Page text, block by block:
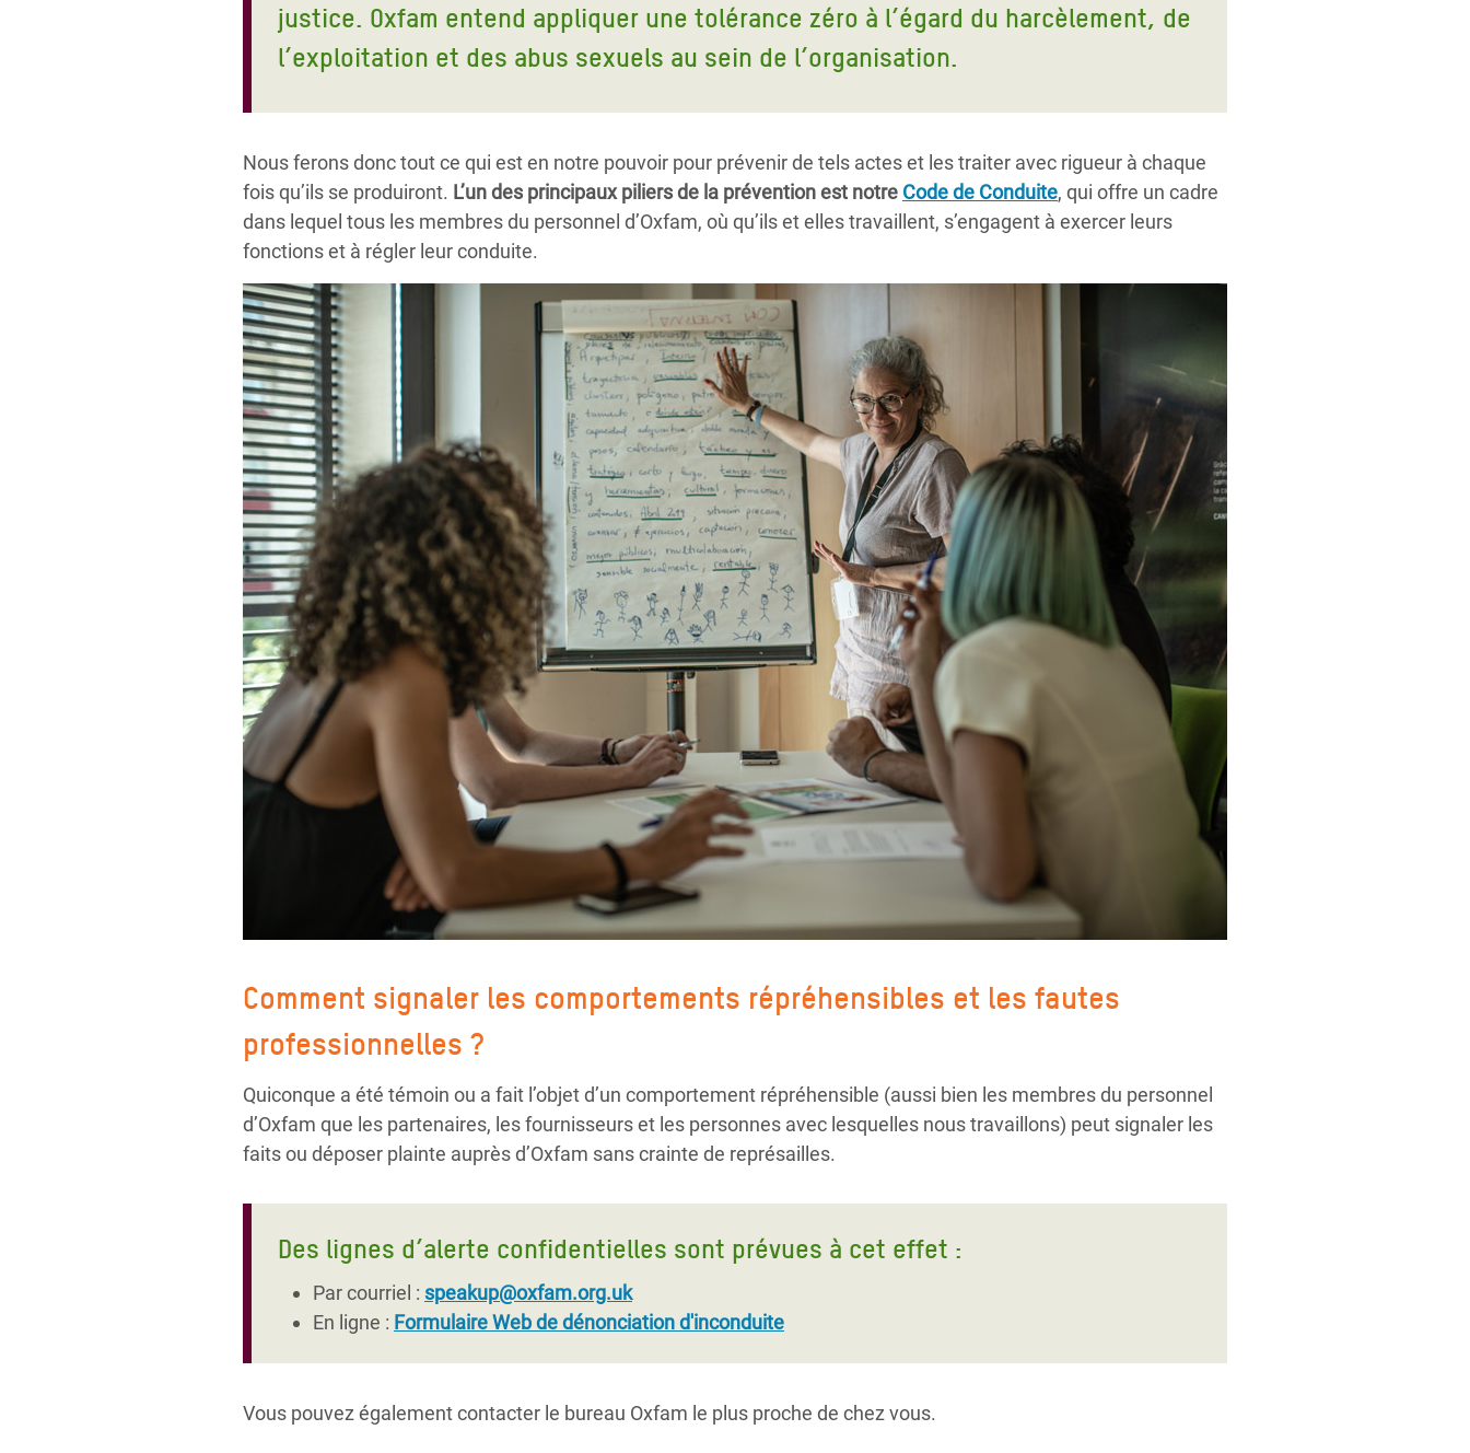
justice. Oxfam entend appliquer une tolérance zéro à l’égard du harcèlement, de
l’exploitation et des abus sexuels au sein de l’organisation.
Nous ferons donc tout ce qui est en notre pouvoir pour prévenir de tels actes et les traiter avec rigueur à chaque
fois qu’ils se produiront. L’un des principaux piliers de la prévention est notre Code de Conduite, qui offre un cadre
dans lequel tous les membres du personnel d’Oxfam, où qu’ils et elles travaillent, s’engagent à exercer leurs
fonctions et à régler leur conduite.
Comment signaler les comportements répréhensibles et les fautes
professionnelles ?
Quiconque a été témoin ou a fait l’objet d’un comportement répréhensible (aussi bien les membres du personnel
d’Oxfam que les partenaires, les fournisseurs et les personnes avec lesquelles nous travaillons) peut signaler les
faits ou déposer plainte auprès d’Oxfam sans crainte de représailles.
Des lignes d’alerte confidentielles sont prévues à cet effet :
Par courriel : speakup@oxfam.org.uk
En ligne : Formulaire Web de dénonciation d'inconduite
Vous pouvez également contacter le bureau Oxfam le plus proche de chez vous.